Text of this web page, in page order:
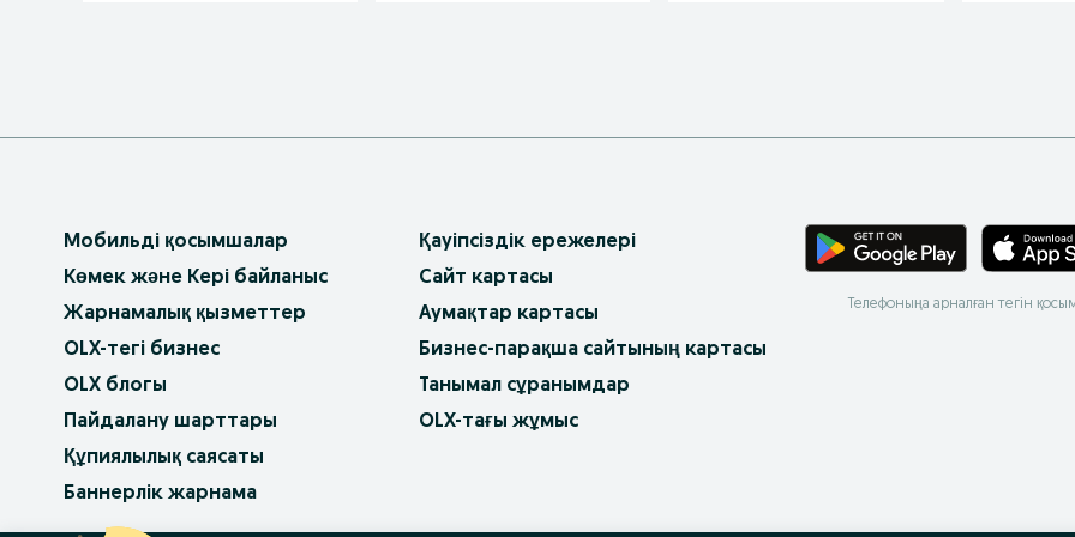
Мобильді қосымшалар
Көмек және Кері байланыс
Жарнамалық қызметтер
OLX-тегі бизнес
OLX блогы
Пайдалану шарттары
Құпиялылық саясаты
Баннерлік жарнама
Қауіпсіздік ережелері
Сайт картасы
Аумақтар картасы
Бизнес-парақша сайтының картасы
Танымал сұранымдар
OLX-тағы жұмыс
Телефоныңа арналған тегін